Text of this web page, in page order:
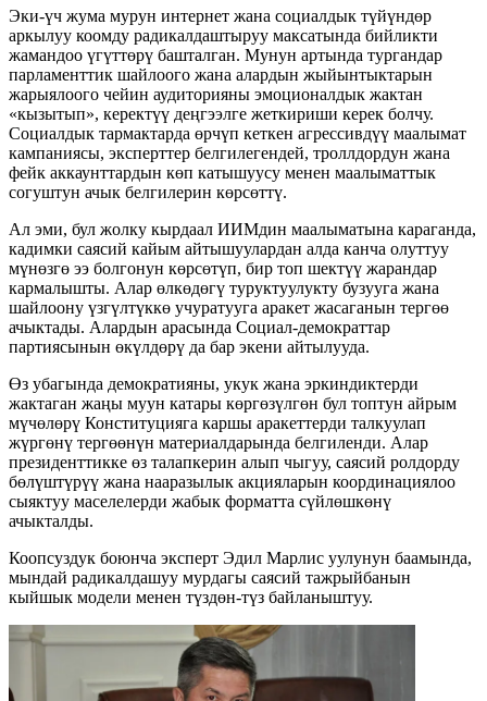
Эки-үч жума мурун интернет жана социалдык түйүндөр
аркылуу коомду радикалдаштыруу максатында бийликти
жамандоо үгүттөрү башталган. Мунун артында тургандар
парламенттик шайлоого жана алардын жыйынтыктарын
жарыялоого чейин аудиторияны эмоционалдык жактан
«кызытып», керектүү деңгээлге жеткириши керек болчу.
Социалдык тармактарда өрчүп кеткен агрессивдүү маалымат
кампаниясы, эксперттер белгилегендей, троллдордун жана
фейк аккаунттардын көп катышуусу менен маалыматтык
согуштун ачык белгилерин көрсөттү.
Ал эми, бул жолку кырдаал ИИМдин маалыматына караганда,
кадимки саясий кайым айтышуулардан алда канча олуттуу
мүнөзгө ээ болгонун көрсөтүп, бир топ шектүү жарандар
кармалышты. Алар өлкөдөгү туруктуулукту бузууга жана
шайлоону үзгүлтүккө учуратууга аракет жасаганын тергөө
ачыктады. Алардын арасында Социал-демократтар
партиясынын өкүлдөрү да бар экени айтылууда.
Өз убагында демократияны, укук жана эркиндиктерди
жактаган жаңы муун катары көргөзүлгөн бул топтун айрым
мүчөлөрү Конституцияга каршы аракеттерди талкуулап
жүргөнү тергөөнүн материалдарында белгиленди. Алар
президенттикке өз талапкерин алып чыгуу, саясий ролдорду
бөлүштүрүү жана нааразылык акцияларын координациялоо
сыяктуу маселелерди жабык форматта сүйлөшкөнү
ачыкталды.
Коопсуздук боюнча эксперт Эдил Марлис уулунун баамында,
мындай радикалдашуу мурдагы саясий тажрыйбанын
кыйшык модели менен түздөн-түз байланыштуу.